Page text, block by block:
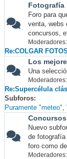
Fotografía
Foro para
venta, webs
concursos,
Moderadores:
Re:COLGAR FOTOS
Los
Una
Moderadores:
Re:Supercélula
Subforos
Puramente "meteo"
Nuevo
de
foro como
Moderadores: